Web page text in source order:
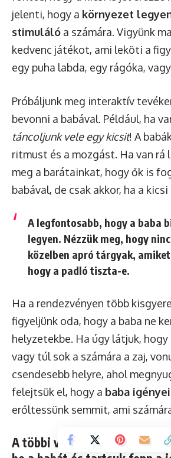
jelenti, hogy a környezet
stimuláló a számára. Vigyünk
kedvenc játékot, ami leköti a
egy puha labda, egy rágóka,
Próbáljunk meg interaktív
bevonni a babával. Például, ha
táncoljunk vele egy kicsit! A
ritmust és a mozgást. Ha van rá
meg a barátainkat, hogy ők is
babával, de csak akkor, ha a
A legfontosabb, hogy a baba
legyen. Nézzük meg, hogy
közelben apró tárgyak,
hogy a padló tiszta-e.
Ha a rendezvényen több
figyeljünk oda, hogy a baba ne
helyzetekbe. Ha úgy látjuk, hogy
vagy túl sok a számára a zaj,
csendesebb helyre, ahol
felejtsük el, hogy a baba
erőltessünk semmit, ami
A többi vendég bevonása: